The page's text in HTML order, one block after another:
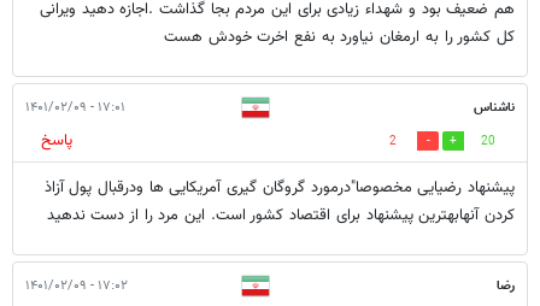
هم ضعیف بود و شهداء زیادی برای این مردم بجا گذاشت .اجازه دهید ویرانی
کل کشور را به ارمغان نیاورد به نفع اخرت خودش هست
ناشناس ۱۷:۰۱ - ۱۴۰۱/۰۲/۰۹
20
2
پاسخ
پیشنهاد رضیایی مخصوصا"درمورد گروگان گیری آمریکایی ها ودرقبال پول آزاذ
کردن آنهابهترین پیشنهاد برای اقتصاد کشور است. این مرد را از دست ندهید
رضا ۱۷:۰۲ - ۱۴۰۱/۰۲/۰۹